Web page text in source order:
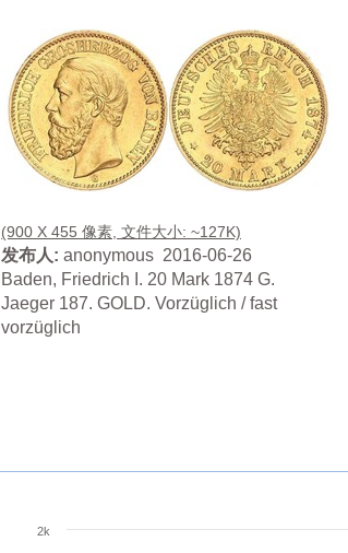
(900 X 455 像素, 文件大小: ~127K)
发布人: anonymous 2016-06-26
Baden, Friedrich I. 20 Mark 1874 G.
Jaeger 187. GOLD. Vorzüglich / fast
vorzüglich